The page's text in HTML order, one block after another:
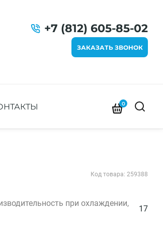
+7 (812) 605-85-02
ЗАКАЗАТЬ ЗВОНОК
0
Код товара: 259388
при охлаждении,
17